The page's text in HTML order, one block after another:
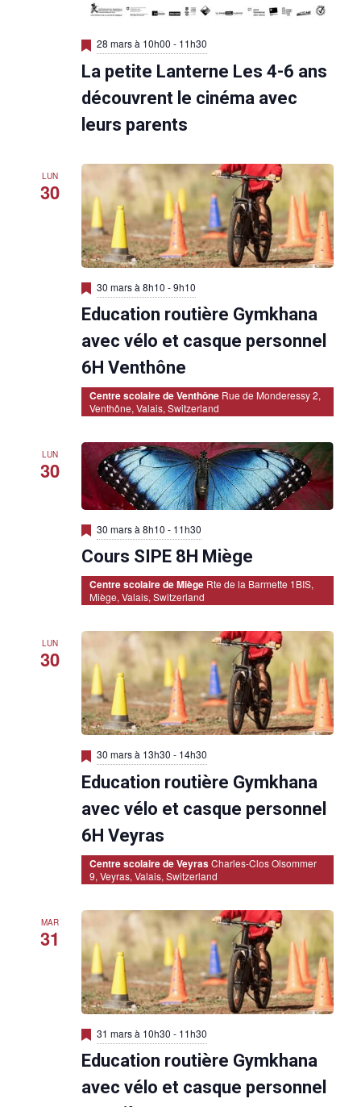
M
i
s
e
n
a
v
a
28 mars à 10h00 - 11h30
La petite Lanterne Les 4-6 ans
découvrent le cinéma avec
leurs parents
LUN
30
M
i
s
e
n
a
v
a
n
t
30 mars à 8h10 -9h10
Education routière Gymkhana
avec vélo et casque personnel
6H Venthône
Centre scolaire de Venthône Rue de Monderessy 2,
Venthône, Valais, Switzerland
LUN
30
M
i
s
e
n
a
v
n
30 mars à 8h10 - 11h30
Cours SIPE 8H Miège
Centre scolaire de Miège Rte de la Barmette 1BIS,
Miège, Valais, Switzerland
LUN
30
M
i
s
e
n
a
v
a
n
t
30 mars à 13h30 - 14h30
Education routière Gymkhana
avec vélo et casque personnel
6H Veyras
Centre scolaire de VeyrasCharles-Clos Olsommer
9, Veyras, Valais, Switzerland
MAR
31
M
i
s
e
n
a
31 mars à 10h30 - 11h30
Education routière Gymkhana
avec vélo et casque personnel